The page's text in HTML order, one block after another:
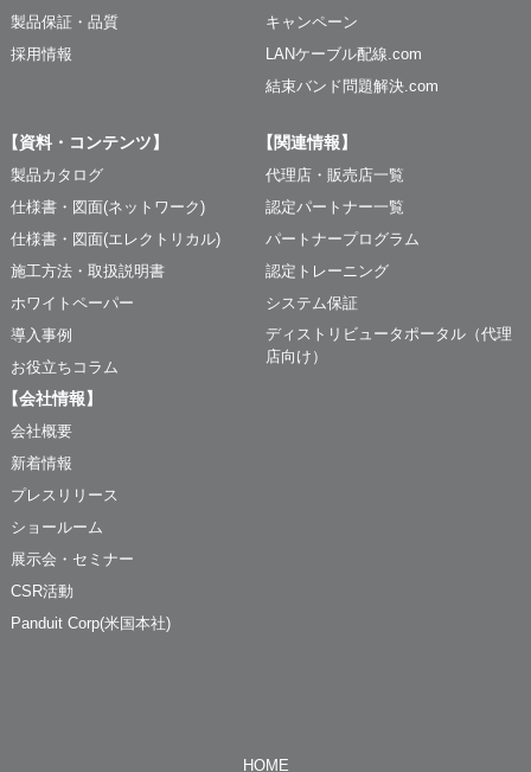
製品保証・品質
採用情報
キャンペーン
LANケーブル配線.com
結束バンド問題解決.com
【資料・コンテンツ】
製品カタログ
仕様書・図面(ネットワーク)
仕様書・図面(エレクトリカル)
施工方法・取扱説明書
ホワイトペーパー
導入事例
お役立ちコラム
【関連情報】
代理店・販売店一覧
認定パートナー一覧
パートナープログラム
認定トレーニング
システム保証
ディストリビュータポータル（代理
店向け）
【会社情報】
会社概要
新着情報
プレスリリース
ショールーム
展示会・セミナー
CSR活動
Panduit Corp(米国本社)
HOME